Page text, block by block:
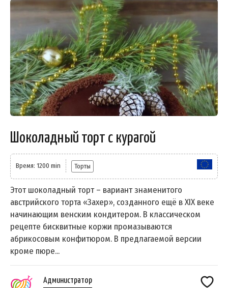
Шоколадный торт с курагой
Время: 1200 min Торты
Этот шоколадный торт – вариант знаменитого
австрийского торта «Захер», созданного ещё в XIX веке
начинающим венским кондитером. В классическом
рецепте бисквитные коржи промазываются
абрикосовым конфитюром. В предлагаемой версии
кроме пюре...
Администратор